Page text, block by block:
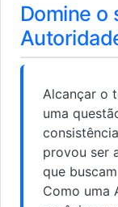
Domine o
Alcançar o
uma
provou ser
que
Como uma